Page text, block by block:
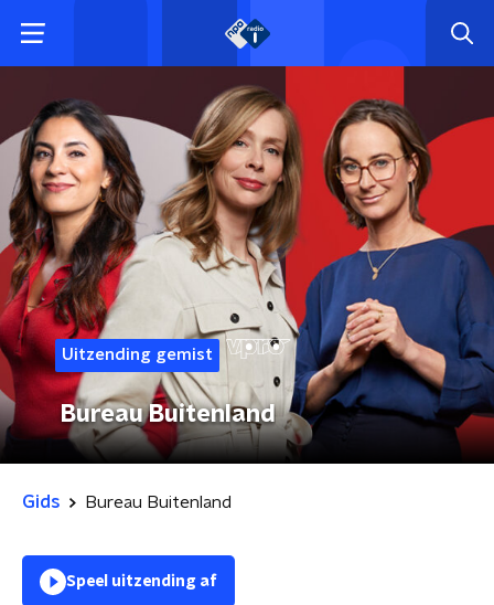
Uitzending gemist
Bureau Buitenland
Gids Bureau Buitenland
Speel uitzending af